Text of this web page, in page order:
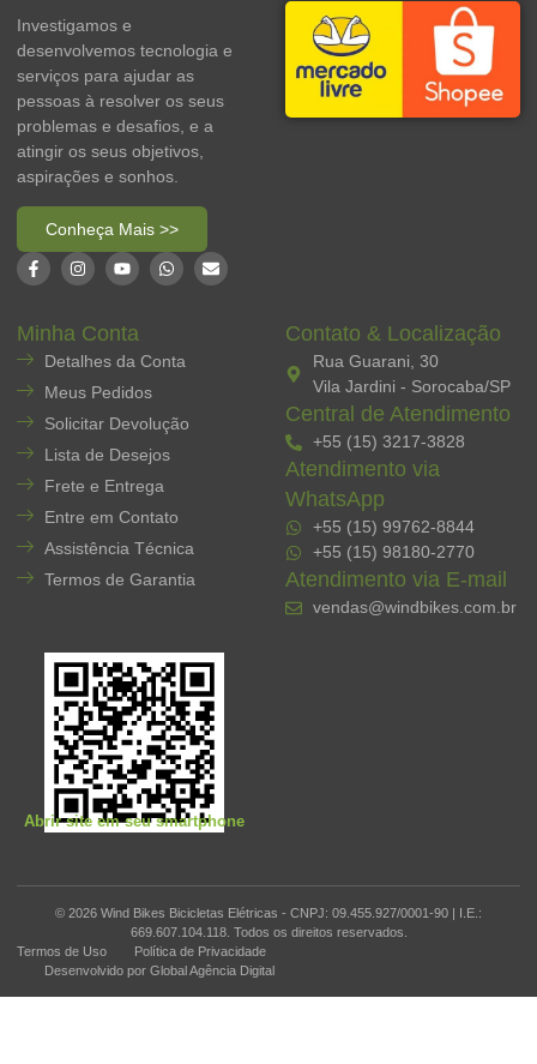
Investigamos e
desenvolvemos tecnologia e
serviços para ajudar as
pessoas à resolver os seus
problemas e desafios, e a
atingir os seus objetivos,
aspirações e sonhos.
Conheça Mais >>
Minha Conta
Detalhes da Conta
Meus Pedidos
Solicitar Devolução
Lista de Desejos
Frete e Entrega
Entre em Contato
Assistência Técnica
Termos de Garantia
Abrir site em seu smartphone
Contato & Localização
Rua Guarani, 30
Vila Jardini - Sorocaba/SP
Central de Atendimento
+55 (15) 3217-3828
Atendimento via
WhatsApp
+55 (15) 99762-8844
+55 (15) 98180-2770
Atendimento via E-mail
vendas@windbikes.com.br
© 2026 Wind Bikes Bicicletas Elétricas - CNPJ: 09.455.927/0001-90 | I.E.:
669.607.104.118. Todos os direitos reservados.
Termos de Uso
Política de Privacidade
Desenvolvido por Global Agência Digital